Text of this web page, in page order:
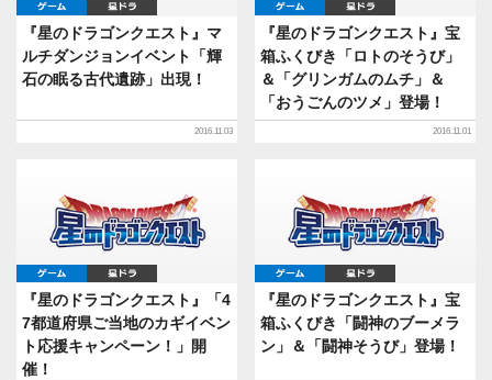
ゲーム
『星のドラゴンクエスト』マ
ルチダンジョンイベント「輝
石の眠る古代遺跡」出現！
2016.11.03
ゲーム
『星のドラゴンクエスト』宝
箱ふくびき「ロトのそうび」
＆「グリンガムのムチ」＆
「おうごんのツメ」登場！
2016.11.01
ゲーム
『星のドラゴンクエスト』「4
7都道府県ご当地のカギイベン
ト応援キャンペーン！」開
催！
ゲーム
『星のドラゴンクエスト』宝
箱ふくびき「闘神のブーメラ
ン」＆「闘神そうび」登場！